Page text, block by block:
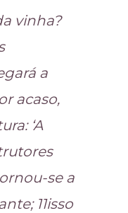
vinha?
a
acaso,
‘A
se a
11isso